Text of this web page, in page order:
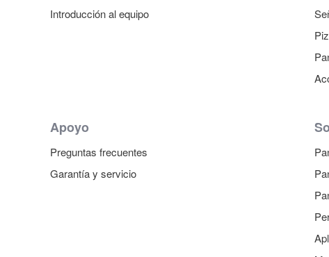
Introducción al equipo
Apoyo
Preguntas frecuentes
Garantía y servicio